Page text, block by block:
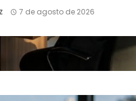
7 de agosto de 2026